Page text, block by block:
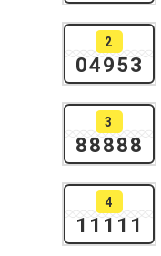
2
04953
3
88888
4
11111